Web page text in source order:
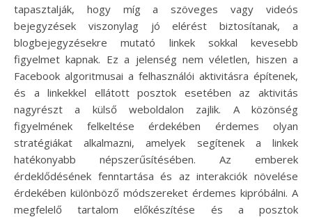
tapasztalják, hogy míg a szöveges vagy videós
bejegyzések viszonylag jó elérést biztosítanak, a
blogbejegyzésekre mutató linkek sokkal kevesebb
figyelmet kapnak. Ez a jelenség nem véletlen, hiszen a
Facebook algoritmusai a felhasználói aktivitásra építenek,
és a linkekkel ellátott posztok esetében az aktivitás
nagyrészt a külső weboldalon zajlik. A közönség
figyelmének felkeltése érdekében érdemes olyan
stratégiákat alkalmazni, amelyek segítenek a linkek
hatékonyabb népszerűsítésében. Az emberek
érdeklődésének fenntartása és az interakciók növelése
érdekében különböző módszereket érdemes kipróbálni. A
megfelelő tartalom előkészítése és a posztok